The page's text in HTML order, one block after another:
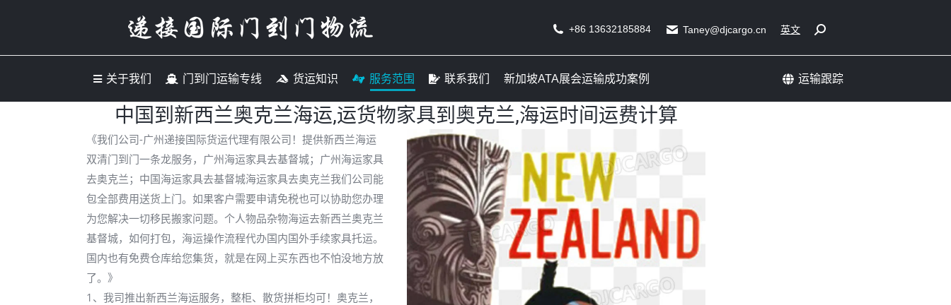
+86 13632185884 Taney@djcargo.cn 英文 Search:
关于我们 门到门运输专线 货运知识 服务范围 联系我们 新加坡ATA展会运输成功案例 运输跟踪
中国到新西兰奥克兰海运,运货物家具到奥克兰,海运时间运费计算
《我们公司-广州递接国际货运代理有限公司！提供新西兰海运
双清门到门一条龙服务，广州海运家具去基督城；广州海运家具
去奥克兰；中国海运家具去基督城海运家具去奥克兰我们公司能
包全部费用送货上门。如果客户需要申请免税也可以协助您办理
为您解决一切移民搬家问题。个人物品杂物海运去新西兰奥克兰
基督城，如何打包，海运操作流程代办国内国外手续家具托运。
国内也有免费仓库给您集货，就是在网上买东西也不怕没地方放
了。》
1、我司推出新西兰海运服务，整柜、散货拼柜均可！奥克兰，
关于我们 门到门运输专线 货运知识 新加坡ATA展会运输成功案例